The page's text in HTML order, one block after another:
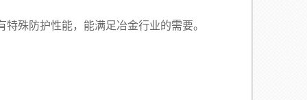
殊防护性能，能满足冶金行业的需要。